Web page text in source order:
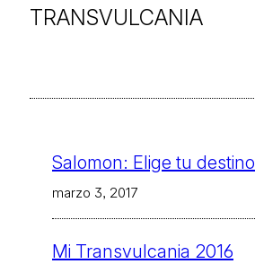
TRANSVULCANIA
Salomon: Elige tu destino
marzo 3, 2017
Mi Transvulcania 2016